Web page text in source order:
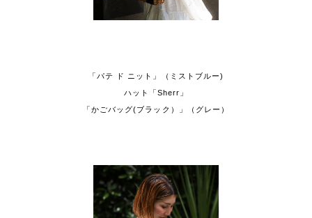
「パテ ド ニット」（ミストブルー)
ハット「Sherr」
「かごバッグ(ブラック）」（グレー）